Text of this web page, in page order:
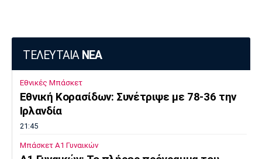
ΤΕΛΕΥΤΑΙΑ ΝΕΑ
Εθνικές Μπάσκετ
Εθνική Κορασίδων: Συνέτριψε με 78-36 την
Ιρλανδία
21:45
Μπάσκετ Α1 Γυναικών